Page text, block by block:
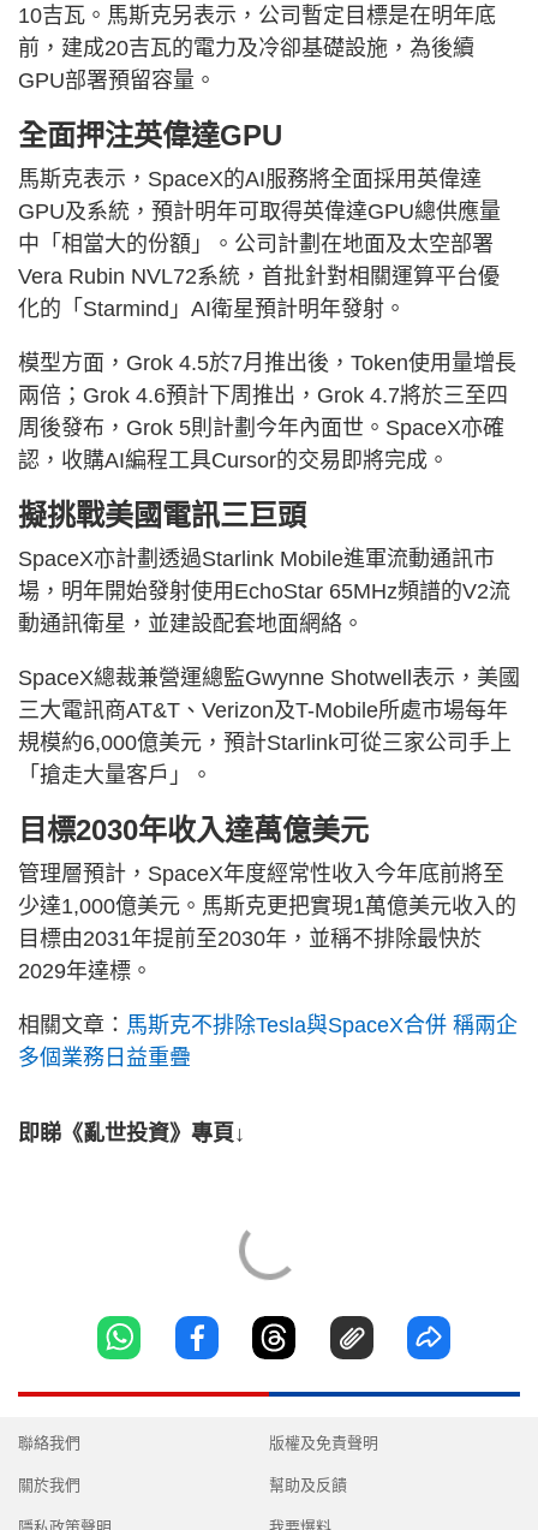
10吉瓦。馬斯克另表示，公司暫定目標是在明年底
前，建成20吉瓦的電力及冷卻基礎設施，為後續
GPU部署預留容量。
全面押注英偉達GPU
馬斯克表示，SpaceX的AI服務將全面採用英偉達
GPU及系統，預計明年可取得英偉達GPU總供應量
中「相當大的份額」。公司計劃在地面及太空部署
Vera Rubin NVL72系統，首批針對相關運算平台優
化的「Starmind」AI衛星預計明年發射。
模型方面，Grok 4.5於7月推出後，Token使用量增長
兩倍；Grok 4.6預計下周推出，Grok 4.7將於三至四
周後發布，Grok 5則計劃今年內面世。SpaceX亦確
認，收購AI編程工具Cursor的交易即將完成。
擬挑戰美國電訊三巨頭
SpaceX亦計劃透過Starlink Mobile進軍流動通訊市
場，明年開始發射使用EchoStar 65MHz頻譜的V2流
動通訊衛星，並建設配套地面網絡。
SpaceX總裁兼營運總監Gwynne Shotwell表示，美國
三大電訊商AT&T、Verizon及T-Mobile所處市場每年
規模約6,000億美元，預計Starlink可從三家公司手上
「搶走大量客戶」。
目標2030年收入達萬億美元
管理層預計，SpaceX年度經常性收入今年底前將至
少達1,000億美元。馬斯克更把實現1萬億美元收入的
目標由2031年提前至2030年，並稱不排除最快於
2029年達標。
相關文章： 馬斯克不排除Tesla與SpaceX合併 稱兩企
多個業務日益重疊
即睇《亂世投資》專頁↓
聯絡我們
關於我們
版權及免責聲明
幫助及反饋